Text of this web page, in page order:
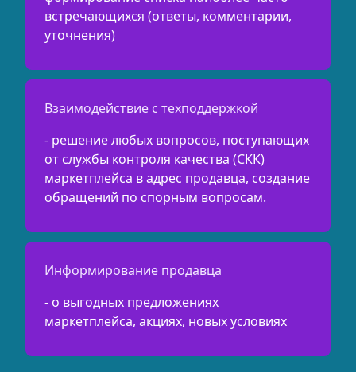
встречающихся (ответы, комментарии,
уточнения)
Взаимодействие с техподдержкой
- решение любых вопросов, поступающих
от службы контроля качества (СКК)
маркетплейса в адрес продавца, создание
обращений по спорным вопросам.
Информирование продавца
- о выгодных предложениях
маркетплейса, акциях, новых условиях